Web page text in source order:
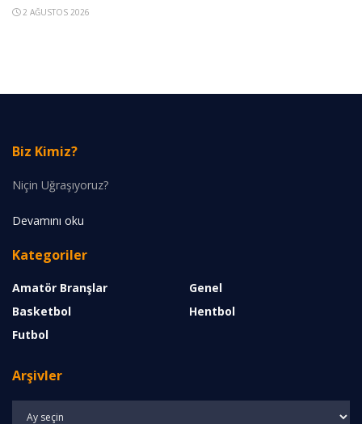
2 AĞUSTOS 2026
Biz Kimiz?
Niçin Uğraşıyoruz?
Devamını oku
Kategoriler
Amatör Branşlar
Basketbol
Futbol
Genel
Hentbol
Arşivler